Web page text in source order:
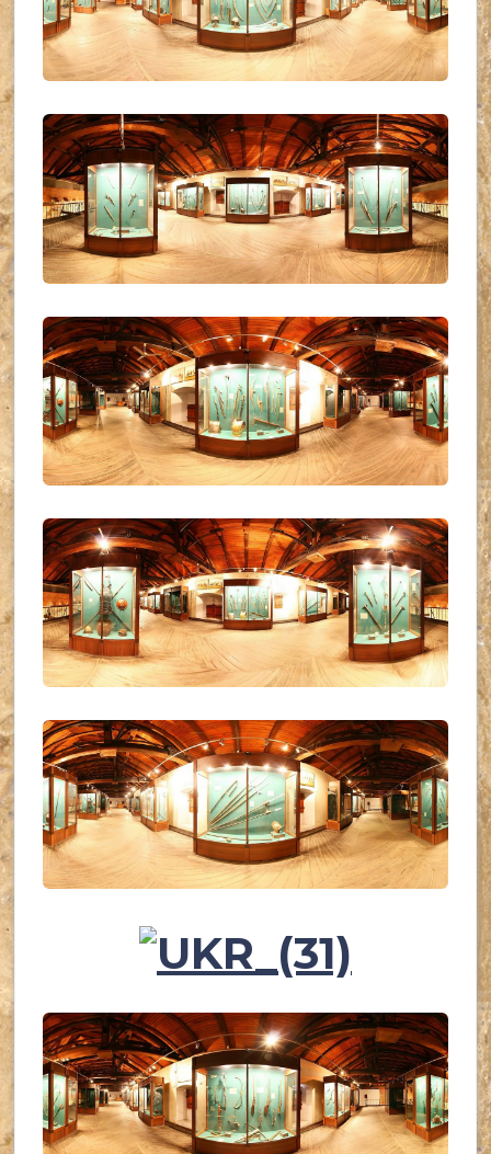
UKR_(26)
UKR_(27)
UKR_(28)
UKR_(29)
UKR_(31)